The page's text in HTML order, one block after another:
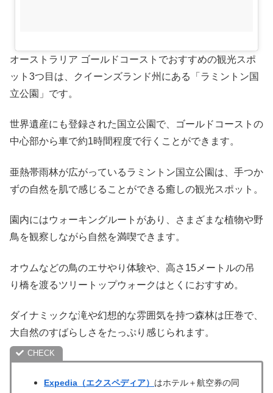
オーストラリア ゴールドコーストでおすすめの観光スポ
ット3つ目は、クイーンズランド州にある「ラミントン国
立公園」です。
世界遺産にも登録された国立公園で、ゴールドコーストの
中心部から車で約1時間程度で行くことができます。
亜熱帯雨林が広がっているラミントン国立公園は、手つか
ずの自然を肌で感じることができる癒しの観光スポット。
園内にはウォーキングルートがあり、さまざまな植物や野
鳥を観察しながら自然を満喫できます。
オウムなどの鳥のエサやり体験や、高さ15メートルの吊
り橋を渡るツリートップウォークはとくにおすすめ。
ダイナミックな滝や幻想的な雰囲気を持つ森林は圧巻で、
大自然のすばらしさをたっぷり感じられます。
Expedia（エクスペディア） はホテル＋航空券の同